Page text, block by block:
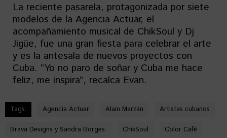
La reciente pasarela, protagonizada por siete
modelos de la Agencia Actuar, el
acompañamiento musical de ChikSoul y Dj
Jigüe, fue una gran fiesta para celebrar el arte
y es la antesala de nuevos proyectos con
Cuba. “Yo no paro de soñar y Cuba me hace
feliz, me inspira”, recalca Evan.
Tags: Agencia Actuar Alain Marzán Artistas cubanos
Brava Designs y Sandra Borges. ChikSoul Color Café